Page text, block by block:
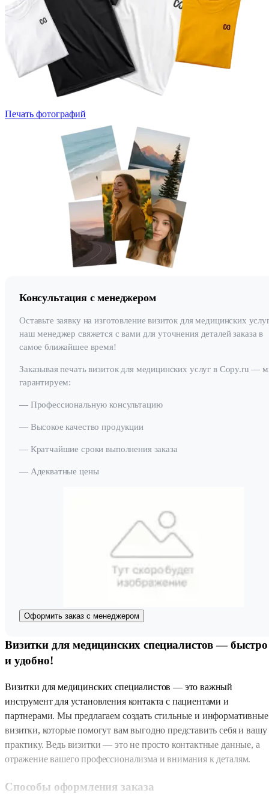
Печать фотографий
Консультация с менеджером
Оставьте заявку на изготовление визиток для медицинских
наш менеджер свяжется с вами для уточнения деталей заказа в
самое ближайшее время!
Заказывая печать визиток для медицинских услуг в Copy.ru —
гарантируем:
— Профессиональную консультацию
— Высокое качество продукции
— Кратчайшие сроки выполнения заказа
— Адекватные цены
Оформить заказ с менеджером
Визитки для медицинских специалистов — быстро
и удобно!
Визитки для медицинских специалистов — это важный
инструмент для установления контакта с пациентами и
партнерами. Мы предлагаем создать стильные и информативные
визитки, которые помогут вам выгодно представить себя и вашу
практику. Ведь визитки — это не просто контактные данные, а
отражение вашего профессионализма и внимания к деталям.
Способы оформления заказа